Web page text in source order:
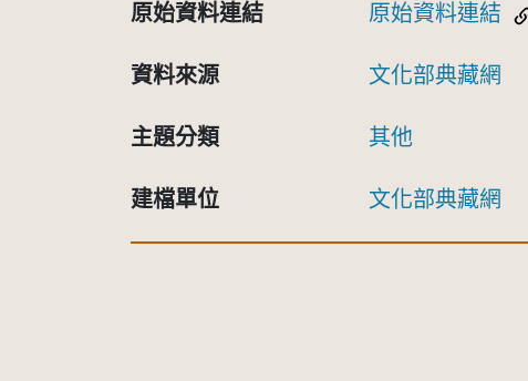
原始資料連結 原始資料連結
資料來源 文化部典藏網
主題分類 其他
建檔單位 文化部典藏網